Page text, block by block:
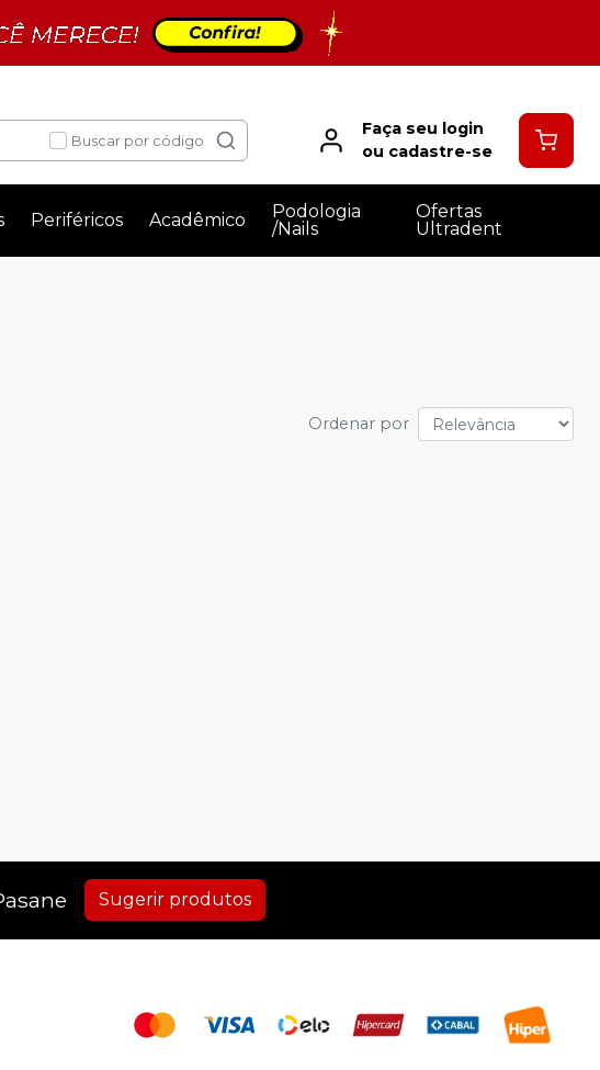
Buscar por código
Faça seu login
ou cadastre-se
Periféricos Acadêmico
Podologia
/Nails
Ofertas
Ultradent
Ordenar por
Sugerir produtos